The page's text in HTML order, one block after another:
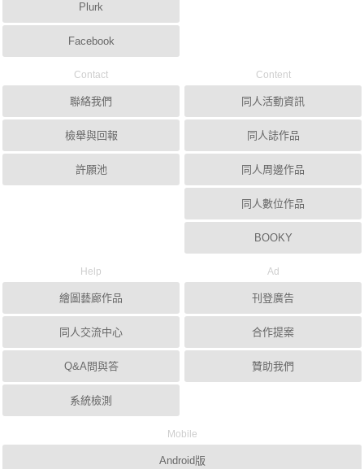
Plurk
Facebook
Contact
聯絡我們
檢舉與回報
許願池
Content
同人活動資訊
同人誌作品
同人周邊作品
同人數位作品
BOOKY
Help
繪圖藝廊作品
同人交流中心
Q&A問與答
系統檢測
Ad
刊登廣告
合作提案
贊助我們
Mobile
Android版